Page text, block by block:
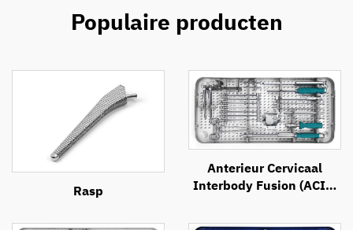
Populaire producten
Rasp
Anterieur Cervicaal
Interbody Fusion (ACIF)